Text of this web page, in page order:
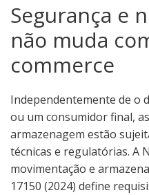
Segurança e
não muda
commerce
Independentemente de o
ou um consumidor final,
armazenagem estão
técnicas e regulatórias. A
movimentação e
17150 (2024) define